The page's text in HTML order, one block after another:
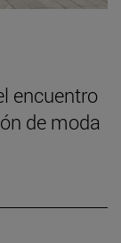
encuentro
de moda